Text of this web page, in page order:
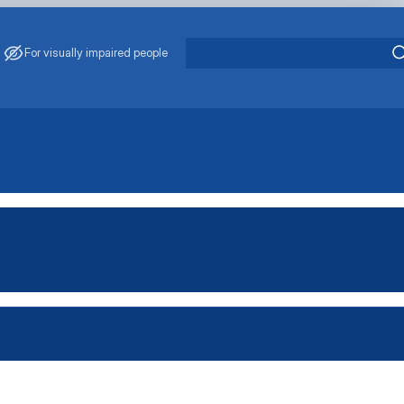
For visually impaired people